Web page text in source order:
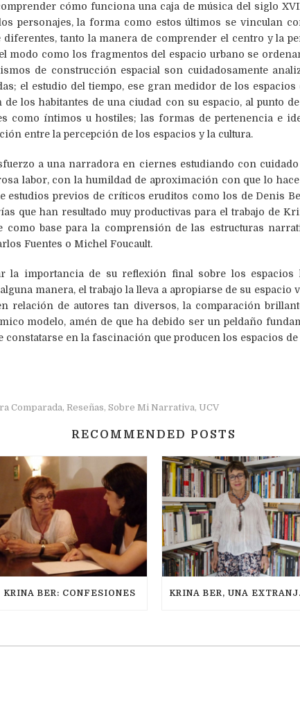
cómo funciona una caja de música del siglo
personajes, la forma como estos últimos se vinculan
diferentes, tanto la manera de comprender el centro y la
modo como los fragmentos del espacio urbano se
de construcción espacial son cuidadosamente
el estudio del tiempo, ese gran medidor de los
los habitantes de una ciudad con su espacio, al punto
como íntimos u hostiles; las formas de pertenencia e
entre la percepción de los espacios y la cultura.
a una narradora en ciernes estudiando con cuidado
labor, con la humildad de aproximación con que lo
estudios previos de críticos eruditos como los de Denis
que han resultado muy productivas para el trabajo de
como base para la comprensión de las estructuras
Fuentes o Michel Foucault.
la importancia de su reflexión final sobre los espacios
manera, el trabajo la lleva a apropiarse de su espacio
relación de autores tan diversos, la comparación
modelo, amén de que ha debido ser un peldaño
en la fascinación que producen los espacios de
Comparada, Reseñas, Sobre Mi Narrativa, UCV
RECOMMENDED POSTS
KRINA BER: CONFESIONES KRINA